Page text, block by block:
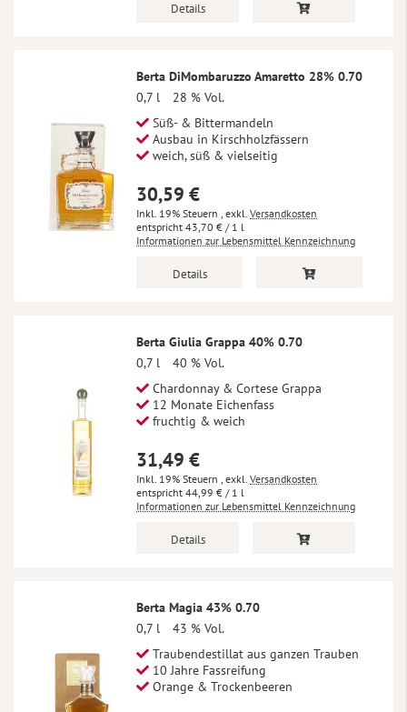
Details
Berta DiMombaruzzo Amaretto 28% 0.70
0,7 l
28 % Vol.
Süß- & Bittermandeln
Ausbau in Kirschholzfässern
weich, süß & vielseitig
30,59 €
Inkl. 19% Steuern , exkl. Versandkosten
43,70 € / 1 l
Informationen zur Lebensmittel Kennzeichnung
Details
Berta Giulia Grappa 40% 0.70
0,7 l
40 % Vol.
Chardonnay & Cortese Grappa
12 Monate Eichenfass
fruchtig & weich
31,49 €
Inkl. 19% Steuern , exkl. Versandkosten
44,99 € / 1 l
Informationen zur Lebensmittel Kennzeichnung
Details
Berta Magia 43% 0.70
0,7 l
43 % Vol.
Traubendestillat aus ganzen Trauben
10 Jahre Fassreifung
Orange & Trockenbeeren